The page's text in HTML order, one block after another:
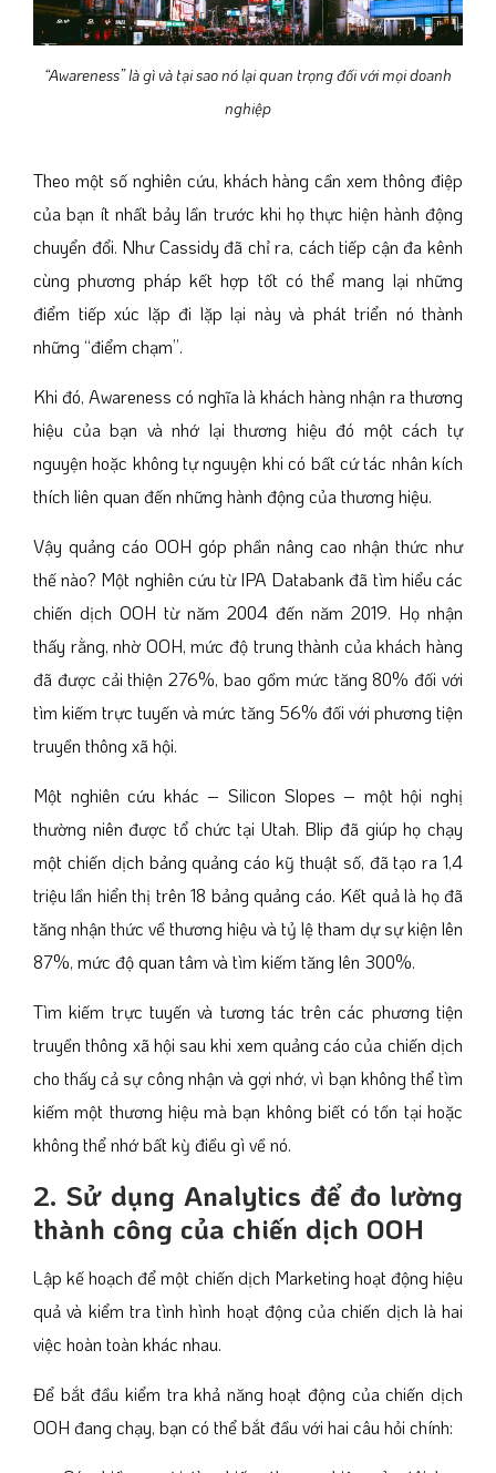
“Awareness” là gì và tại sao nó lại quan trọng đối với mọi doanh
nghiệp
Theo một số nghiên cứu, khách hàng cần xem thông điệp
của bạn ít nhất bảy lần trước khi họ thực hiện hành động
chuyển đổi. Như Cassidy đã chỉ ra, cách tiếp cận đa kênh
cùng phương pháp kết hợp tốt có thể mang lại những
điểm tiếp xúc lặp đi lặp lại này và phát triển nó thành
những “điểm chạm”.
Khi đó, Awareness có nghĩa là khách hàng nhận ra thương
hiệu của bạn và nhớ lại thương hiệu đó một cách tự
nguyện hoặc không tự nguyện khi có bất cứ tác nhân kích
thích liên quan đến những hành động của thương hiệu.
Vậy quảng cáo OOH góp phần nâng cao nhận thức như
thế nào? Một nghiên cứu từ IPA Databank đã tìm hiểu các
chiến dịch OOH từ năm 2004 đến năm 2019. Họ nhận
thấy rằng, nhờ OOH, mức độ trung thành của khách hàng
đã được cải thiện 276%, bao gồm mức tăng 80% đối với
tìm kiếm trực tuyến và mức tăng 56% đối với phương tiện
truyền thông xã hội.
Một nghiên cứu khác – Silicon Slopes – một hội nghị
thường niên được tổ chức tại Utah. Blip đã giúp họ chạy
một chiến dịch bảng quảng cáo kỹ thuật số, đã tạo ra 1,4
triệu lần hiển thị trên 18 bảng quảng cáo. Kết quả là họ đã
tăng nhận thức về thương hiệu và tỷ lệ tham dự sự kiện lên
87%, mức độ quan tâm và tìm kiếm tăng lên 300%.
Tìm kiếm trực tuyến và tương tác trên các phương tiện
truyền thông xã hội sau khi xem quảng cáo của chiến dịch
cho thấy cả sự công nhận và gợi nhớ, vì bạn không thể tìm
kiếm một thương hiệu mà bạn không biết có tồn tại hoặc
không thể nhớ bất kỳ điều gì về nó.
2. Sử dụng Analytics để đo lường
thành công của chiến dịch OOH
Lập kế hoạch để một chiến dịch Marketing hoạt động hiệu
quả và kiểm tra tình hình hoạt động của chiến dịch là hai
việc hoàn toàn khác nhau.
Để bắt đầu kiểm tra khả năng hoạt động của chiến dịch
OOH đang chạy, bạn có thể bắt đầu với hai câu hỏi chính: